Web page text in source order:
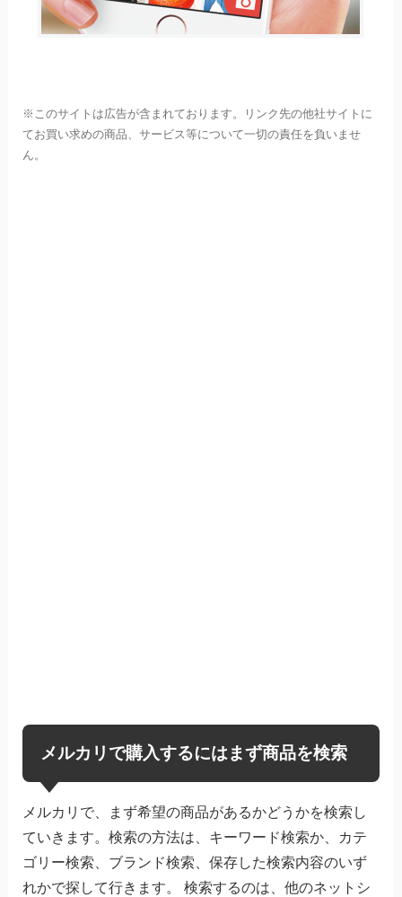
※このサイトは広告が含まれております。リンク先の他社サイトに
てお買い求めの商品、サービス等について一切の責任を負いませ
ん。
メルカリで購入するにはまず商品を検索
メルカリで、まず希望の商品があるかどうかを検索し
ていきます。検索の方法は、キーワード検索か、カテ
ゴリー検索、ブランド検索、保存した検索内容のいず
れかで探して行きます。 検索するのは、他のネットシ